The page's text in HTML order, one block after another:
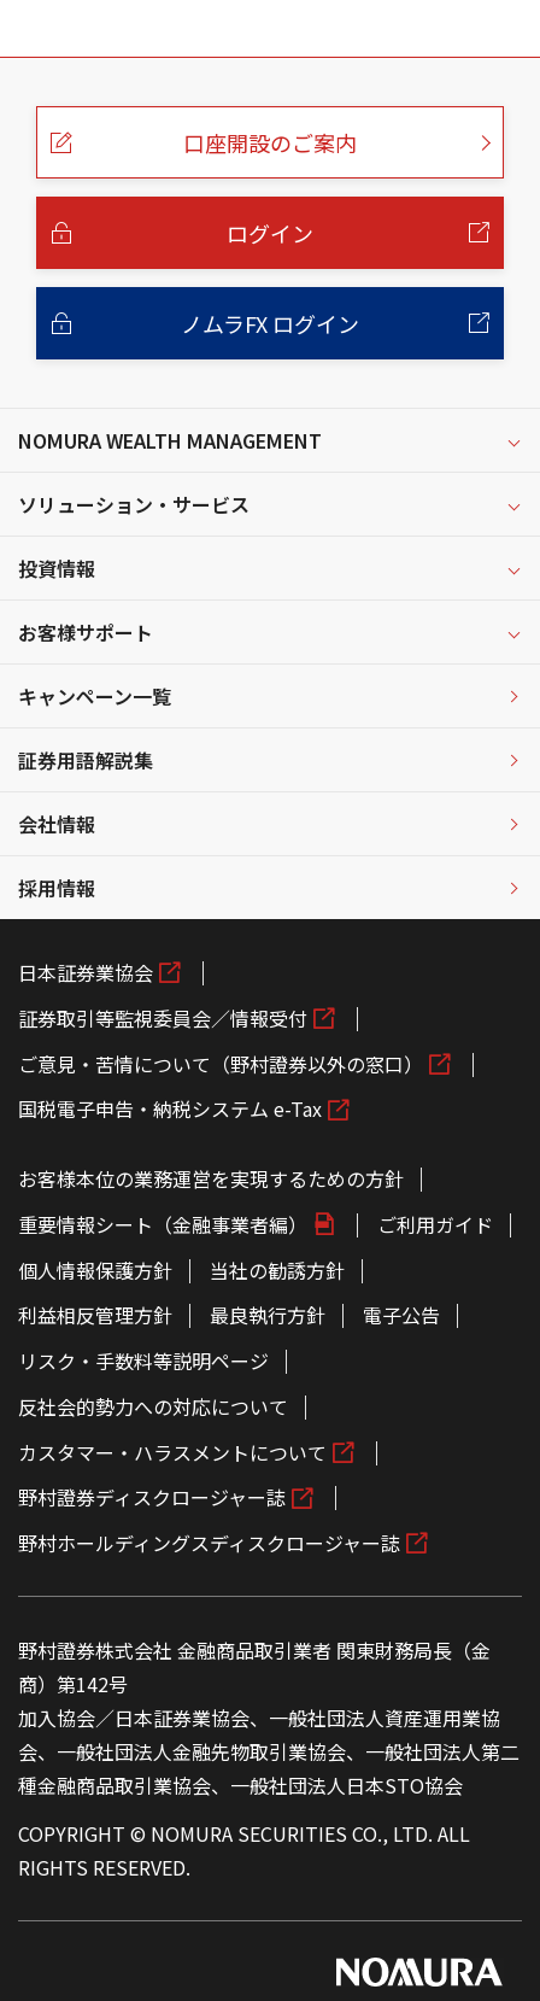
0570-000-856
【利用できない場合】042-303-8624（注）
ご利用の際には、電話番号をお間違えのないようご注意
9.35円（税込）/ 携帯電話：20秒11円（税込））
携帯電話料金プランの無料通話等を適用させる場合はこ
こ
口座開設のご案内
ログイン
ノムラFX ログイン
NOMURA WEALTH MANAGEMENT
ソリューション・サービス
投資情報
お客様サポート
キャンペーン一覧
証券用語解説集
会社情報
採用情報
日本証券業協会
証券取引等監視委員会／情報受付
ご意見・苦情について（野村證券以外の窓口）
国税電子申告・納税システム e-Tax
お客様本位の業務運営を実現するための方針
重要情報シート（金融事業者編）
ご利用ガイド
個人情報保護方針
当社の勧誘方針
利益相反管理方針
最良執行方針
電子公告
リスク・手数料等説明ページ
反社会的勢力への対応について
カスタマー・ハラスメントについて
野村證券ディスクロージャー誌
野村ホールディングスディスクロージャー誌
野村證券株式会社 金融商品取引業者 関東財務局長（金
商）第142号
加入協会／日本証券業協会、一般社団法人資産運用業協
会、一般社団法人金融先物取引業協会、一般社団法人第二
種金融商品取引業協会、一般社団法人日本STO協会
COPYRIGHT © NOMURA SECURITIES CO., LTD. ALL
RIGHTS RESERVED.